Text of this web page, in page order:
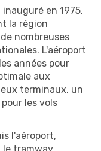
en 1975,
la région
nombreuses
L'aéroport
années pour
aux
terminaux, un
les vols
l'aéroport,